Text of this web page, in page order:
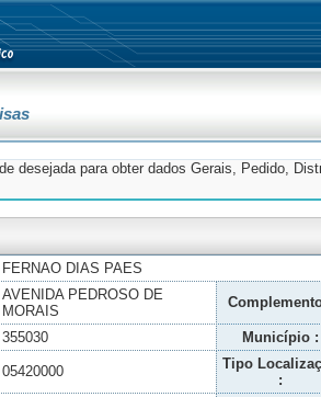
desejada para obter dados Gerais, Pedido,
FERNAO DIAS PAES
AVENIDA PEDROSO DE
MORAIS
355030 Município :
05420000
Tipo
: